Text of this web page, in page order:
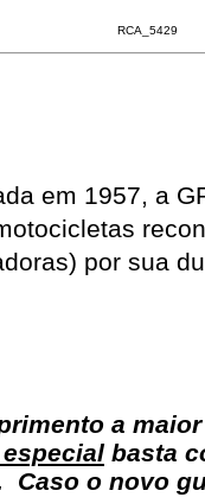
RCA_5429
em 1957, a
por sua
a
basta
o novo